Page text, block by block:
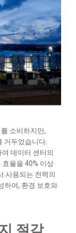
소비하지만,
거두었습니다.
데이터 센터의
율을 40% 이상
사용되는 전력의
하여, 환경 보호와